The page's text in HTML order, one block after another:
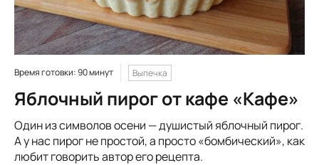
Время готовки: 90 минут Выпечка
Яблочный пирог от кафе «Кафе»
Один из символов осени — душистый яблочный пирог.
А у нас пирог не простой, а просто «бомбический», как
любит говорить автор его рецепта.